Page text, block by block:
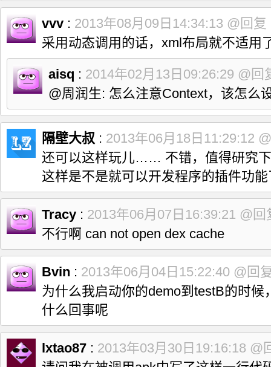
vvv : 2013年08月09日14:34:13 @回复
采用动态调用的话，xml布局就不适用
aisq : 2014年02月13日09:26:29 @回
@周润生: 怎么注意Context，该怎么
隔壁大叔 : 2013年06月18日11:29:12
还可以这样玩儿…… 不错，值得研究
这样是不是就可以开发程序的插件功
Tracy : 2013年06月07日16:39:21 @回
不行啊 can not open dex cache
Bvin : 2013年06月04日15:22:40 @回
为什么我启动你的demo到testB的时候
什么回事呢
lxtao87 : 2013年03月30日19:16:18 @